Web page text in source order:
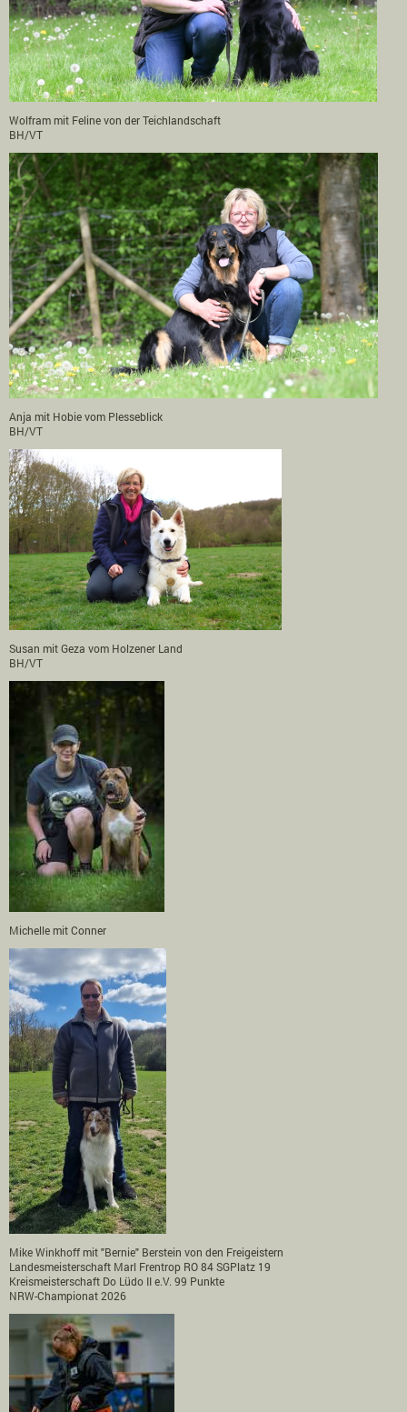
Wolfram mit Feline von der Teichlandschaft
BH/VT
Anja mit Hobie vom Plesseblick
BH/VT
Susan mit Geza vom Holzener Land
BH/VT
Michelle mit Conner
Mike Winkhoff mit "Bernie" Berstein von den Freigeistern
Landesmeisterschaft Marl Frentrop RO 84 SGPlatz 19
Kreismeisterschaft Do Lüdo II e.V. 99 Punkte
NRW-Championat 2026